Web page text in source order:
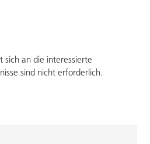
sich an die interessierte
sind nicht erforderlich.